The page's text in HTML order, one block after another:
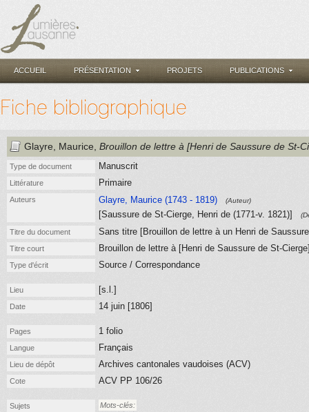
ACCUEIL PRÉSENTATION PROJETS PUBLICATIONS
Fiche bibliographique
Glayre, Maurice Brouillon de lettre à [Henri de Saussure de St-
Type de document Manuscrit
Littérature Primaire
Auteurs Glayre, Maurice (1743 - 1819) (Auteur)
[Saussure de St-Cierge, Henri de (1771-v. 1821)]
Titre du document Sans titre [Brouillon de lettre à un Henri de
Titre court Brouillon de lettre à [Henri de Saussure de St-
Type d'écrit Source / Correspondance
Lieu [s.l.]
Date 14 juin [1806]
Pages 1 folio
Langue Français
Lieu de dépôt Archives cantonales vaudoises (ACV)
Cote ACV PP 106/26
Sujets Mots-clés: